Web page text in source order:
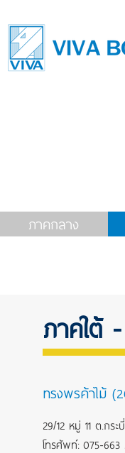
ภาคกลาง
ทรงพรค้าไม้
29/12 หมู่ 11 ต.กร
โทรศัพท์: 075-663
ภาคใต้